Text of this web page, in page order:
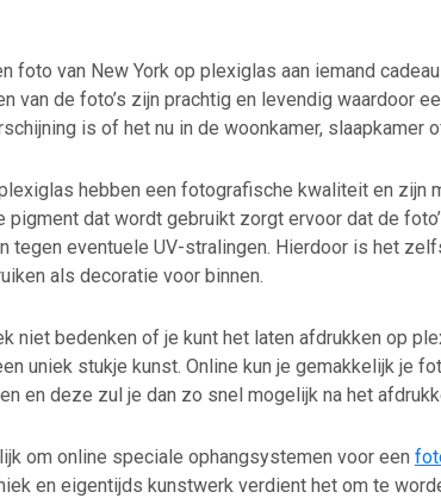
foto van New York op plexiglas aan iemand
van de foto’s zijn prachtig en levendig waardoor
is of het nu in de woonkamer, slaapkamer
hebben een fotografische kwaliteit en zijn
pigment dat wordt gebruikt zorgt ervoor dat de
tegen eventuele UV-stralingen. Hierdoor is het
als decoratie voor binnen.
niet bedenken of je kunt het laten afdrukken op
uniek stukje kunst. Online kun je gemakkelijk je
en deze zul je dan zo snel mogelijk na het
om online speciale ophangsystemen voor een
en eigentijds kunstwerk verdient het om te